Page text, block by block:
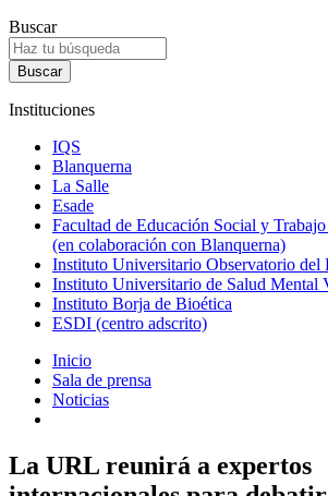
Buscar
Instituciones
IQS
Blanquerna
La Salle
Esade
Facultad de Educación Social y
(en colaboración con Blanquerna)
Instituto Universitario Observatorio del
Instituto Universitario de Salud Mental
Instituto Borja de Bioética
ESDI (centro adscrito)
Inicio
Sala de prensa
Noticias
La URL reunirá a expertos